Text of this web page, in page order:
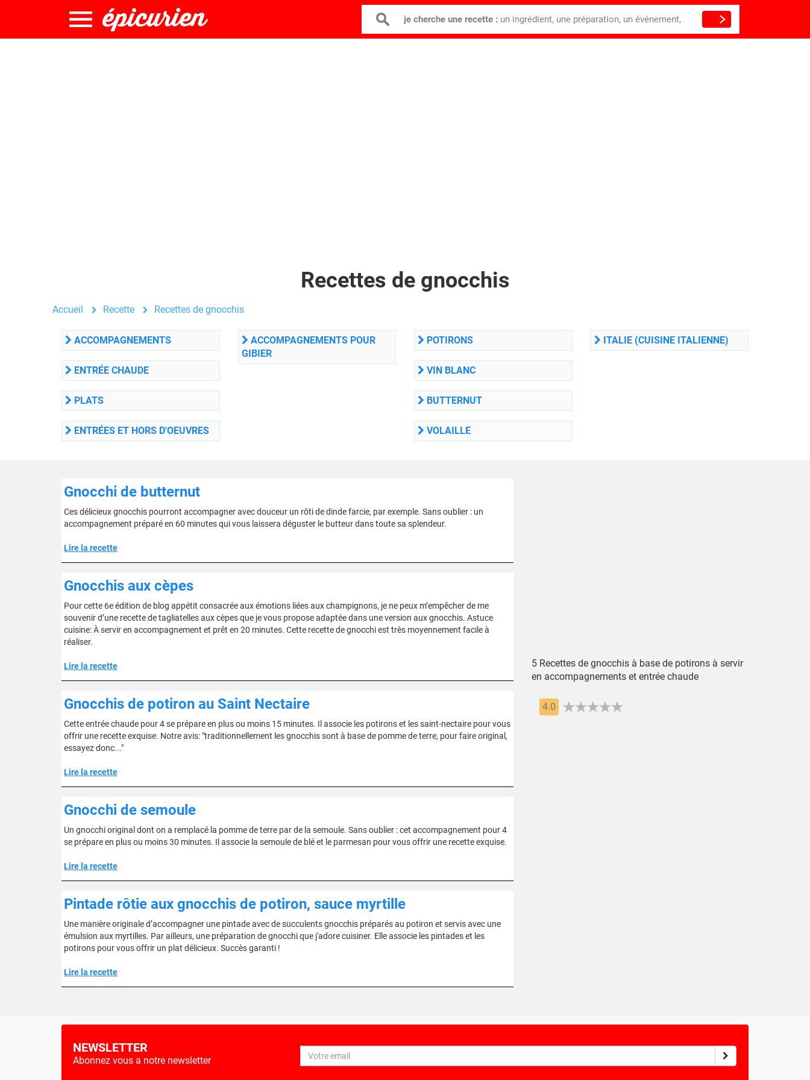
je cherche une recette : un ingrédient, une préparation, un événement,
Recettes de gnocchis
Accueil Recette Recettes de gnocchis
ACCOMPAGNEMENTS
ENTRÉE CHAUDE
PLATS
ENTRÉES ET HORS D'OEUVRES
ACCOMPAGNEMENTS POUR
GIBIER
POTIRONS
VIN BLANC
BUTTERNUT
VOLAILLE
ITALIE (CUISINE ITALIENNE)
Gnocchi de butternut
Ces délicieux gnocchis pourront accompagner avec douceur un rôti de dinde farcie, par exemple. Sans oublier : un
accompagnement préparé en 60 minutes qui vous laissera déguster le butteur dans toute sa splendeur.
Lire la recette
Gnocchis aux cèpes
Pour cette 6e édition de blog appétit consacrée aux émotions liées aux champignons, je ne peux m’empêcher de me
souvenir d’une recette de tagliatelles aux cèpes que je vous propose adaptée dans une version aux gnocchis. Astuce
cuisine: À servir en accompagnement et prêt en 20 minutes. Cette recette de gnocchi est très moyennement facile à
réaliser.
Lire la recette
Gnocchis de potiron au Saint Nectaire
Cette entrée chaude pour 4 se prépare en plus ou moins 15 minutes. Il associe les potirons et les saint-nectaire pour vous
offrir une recette exquise. Notre avis: "traditionnellement les gnocchis sont à base de pomme de terre, pour faire original,
essayez donc..."
Lire la recette
Gnocchi de semoule
Un gnocchi original dont on a remplacé la pomme de terre par de la semoule. Sans oublier : cet accompagnement pour 4
se prépare en plus ou moins 30 minutes. Il associe la semoule de blé et le parmesan pour vous offrir une recette exquise.
Lire la recette
Pintade rôtie aux gnocchis de potiron, sauce myrtille
Une manière originale d’accompagner une pintade avec de succulents gnocchis préparés au potiron et servis avec une
émulsion aux myrtilles. Par ailleurs, une préparation de gnocchi que j'adore cuisiner. Elle associe les pintades et les
potirons pour vous offrir un plat délicieux. Succès garanti !
Lire la recette
5 Recettes de gnocchis à base de potirons à servir
en accompagnements et entrée chaude
4.0
NEWSLETTER
Abonnez vous a notre newsletter